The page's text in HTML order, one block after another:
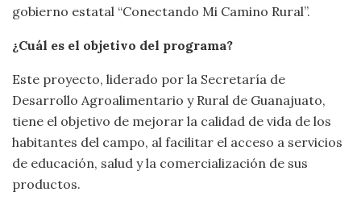
gobierno estatal “Conectando Mi Camino Rural”.
¿Cuál es el objetivo del programa?
Este proyecto, liderado por la Secretaría de
Desarrollo Agroalimentario y Rural de Guanajuato,
tiene el objetivo de mejorar la calidad de vida de los
habitantes del campo, al facilitar el acceso a servicios
de educación, salud y la comercialización de sus
productos.